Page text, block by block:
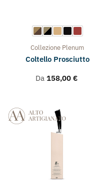
Collezione Plenum
Coltello Prosciutto
Da 158,00 €